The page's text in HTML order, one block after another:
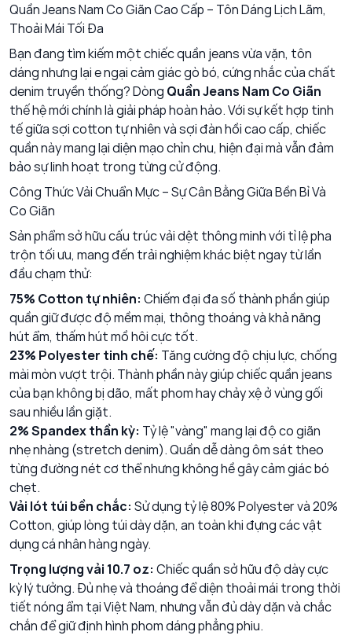
Quần Jeans Nam Co Giãn Cao Cấp – Tôn Dáng Lịch Lãm,
Thoải Mái Tối Đa
Bạn đang tìm kiếm một chiếc quần jeans vừa vặn, tôn
dáng nhưng lại e ngại cảm giác gò bó, cứng nhắc của chất
denim truyền thống? Dòng Quần Jeans Nam Co Giãn
thế hệ mới chính là giải pháp hoàn hảo. Với sự kết hợp tinh
tế giữa sợi cotton tự nhiên và sợi đàn hồi cao cấp, chiếc
quần này mang lại diện mạo chỉn chu, hiện đại mà vẫn đảm
bảo sự linh hoạt trong từng cử động.
Công Thức Vải Chuẩn Mực – Sự Cân Bằng Giữa Bền Bỉ Và
Co Giãn
Sản phẩm sở hữu cấu trúc vải dệt thông minh với tỉ lệ pha
trộn tối ưu, mang đến trải nghiệm khác biệt ngay từ lần
đầu chạm thử:
75% Cotton tự nhiên: Chiếm đại đa số thành phần giúp
quần giữ được độ mềm mại, thông thoáng và khả năng
hút ẩm, thấm hút mồ hôi cực tốt.
23% Polyester tinh chế: Tăng cường độ chịu lực, chống
mài mòn vượt trội. Thành phần này giúp chiếc quần jeans
của bạn không bị dão, mất phom hay chảy xệ ở vùng gối
sau nhiều lần giặt.
2% Spandex thần kỳ: Tỷ lệ "vàng" mang lại độ co giãn
nhẹ nhàng (stretch denim). Quần dễ dàng ôm sát theo
từng đường nét cơ thể nhưng không hề gây cảm giác bó
chẹt.
Vải lót túi bền chắc: Sử dụng tỷ lệ 80% Polyester và 20%
Cotton, giúp lòng túi dày dặn, an toàn khi đựng các vật
dụng cá nhân hàng ngày.
Trọng lượng vải 10.7 oz: Chiếc quần sở hữu độ dày cực
kỳ lý tưởng. Đủ nhẹ và thoáng để diện thoải mái trong thời
tiết nóng ẩm tại Việt Nam, nhưng vẫn đủ dày dặn và chắc
chắn để giữ định hình phom dáng phẳng phiu.